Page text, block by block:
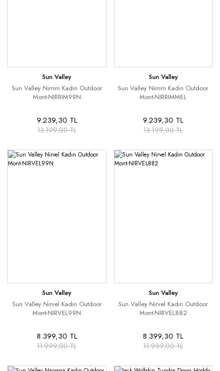
Sun Valley
Sun Valley Nirrim Kadın Outdoor
Mont-NIRRIM99N
9.239,30 TL
13.199,00 TL
Sun Valley
Sun Valley Nirrim Kadın Outdoor
Mont-NIRRIMMEL
9.239,30 TL
13.199,00 TL
Sun Valley
Sun Valley Nirvel Kadın Outdoor
Mont-NIRVEL99N
8.399,30 TL
11.999,00 TL
Sun Valley
Sun Valley Nirvel Kadın Outdoor
Mont-NIRVEL882
8.399,30 TL
11.999,00 TL